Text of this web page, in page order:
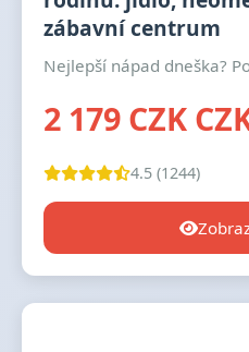
zábavní centrum
Nejlepší nápad dneška?
2 179 CZK
4.5 (1244)